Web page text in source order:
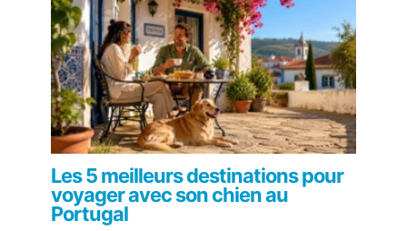
Les 5 meilleurs destinations pour
voyager avec son chien au
Portugal